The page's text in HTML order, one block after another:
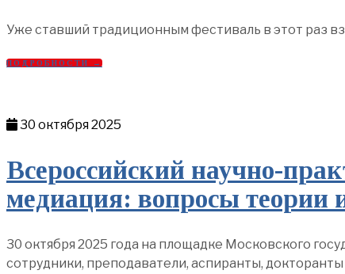
Уже ставший традиционным фестиваль в этот раз
ПОДРОБНОСТИ →
30 октября 2025
Всероссийский научно-
медиация: вопросы теории
30 октября 2025 года на площадке Московского
сотрудники, преподаватели, аспиранты,